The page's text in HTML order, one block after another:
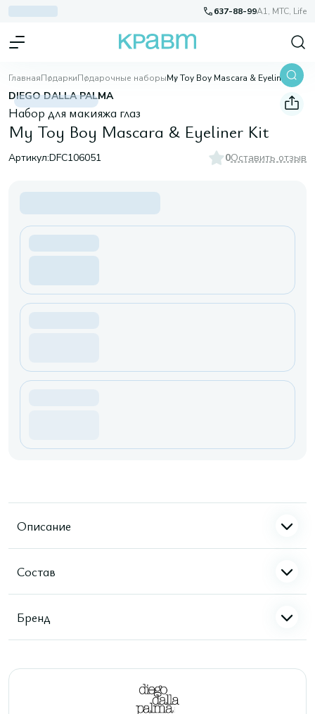
637-88-99A1, МТС, Life
ГлавнаяПодаркиПодарочные наборыMy Toy Boy Mascara & Eyeliner Kit
DIEGO DALLA PALMA
Набор для макияжа глаз
My Toy Boy Mascara & Eyeliner Kit
Артикул:DFC106051 0Оставить отзыв
Описание
Состав
Бренд